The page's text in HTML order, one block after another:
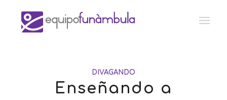
DIVAGANDO
Enseñando a